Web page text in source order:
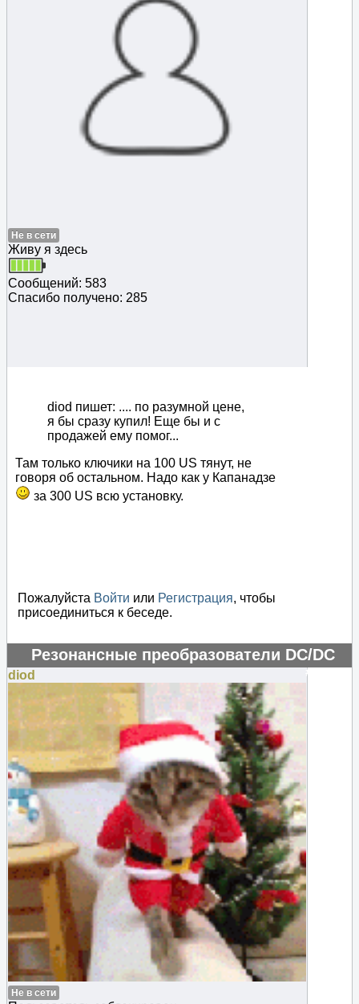
Не в сети
Живу я здесь
Сообщений: 583
Спасибо получено: 285
diod пишет: .... по разумной цене,
я бы сразу купил! Еще бы и с
продажей ему помог...
Там только ключики на 100 US тянут, не
говоря об остальном. Надо как у Капанадзе
за 300 US всю установку.
Пожалуйста Войти или Регистрация, чтобы
присоединиться к беседе.
Резонансные преобразователи DC/DC
#48450
diod
Не в сети